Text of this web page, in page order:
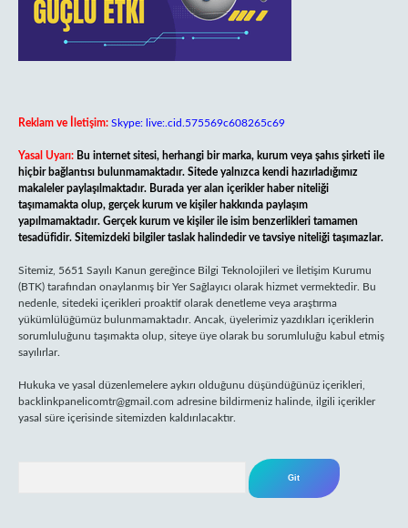
Reklam ve İletişim: Skype: live:.cid.575569c608265c69
Yasal Uyarı: Bu internet sitesi, herhangi bir marka, kurum veya şahıs şirketi ile
hiçbir bağlantısı bulunmamaktadır. Sitede yalnızca kendi hazırladığımız
makaleler paylaşılmaktadır. Burada yer alan içerikler haber niteliği
taşımamakta olup, gerçek kurum ve kişiler hakkında paylaşım
yapılmamaktadır. Gerçek kurum ve kişiler ile isim benzerlikleri tamamen
tesadüfidir. Sitemizdeki bilgiler taslak halindedir ve tavsiye niteliği taşımazlar.
Sitemiz, 5651 Sayılı Kanun gereğince Bilgi Teknolojileri ve İletişim Kurumu
(BTK) tarafından onaylanmış bir Yer Sağlayıcı olarak hizmet vermektedir. Bu
nedenle, sitedeki içerikleri proaktif olarak denetleme veya araştırma
yükümlülüğümüz bulunmamaktadır. Ancak, üyelerimiz yazdıkları içeriklerin
sorumluluğunu taşımakta olup, siteye üye olarak bu sorumluluğu kabul etmiş
sayılırlar.
Hukuka ve yasal düzenlemelere aykırı olduğunu düşündüğünüz içerikleri,
backlinkpanelicomtr@gmail.com adresine bildirmeniz halinde, ilgili içerikler
yasal süre içerisinde sitemizden kaldırılacaktır.